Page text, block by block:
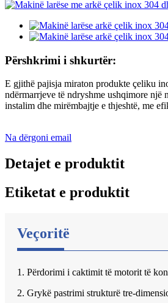
Përshkrimi i shkurtër:
E gjithë pajisja miraton produkte çeliku
ndërmarrjeve të ndryshme ushqimore një
instalim dhe mirëmbajtje e thjeshtë, me
Na dërgoni email
Detajet e produktit
Etiketat e produktit
Veçoritë
1. Përdorimi i caktimit të motorit të
2. Grykë pastrimi strukturë tre-